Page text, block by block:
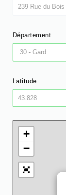
Département
Latitude
+
−